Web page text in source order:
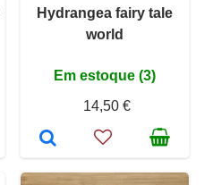
Hydrangea fairy tale
world
Em estoque (3)
14,50 €